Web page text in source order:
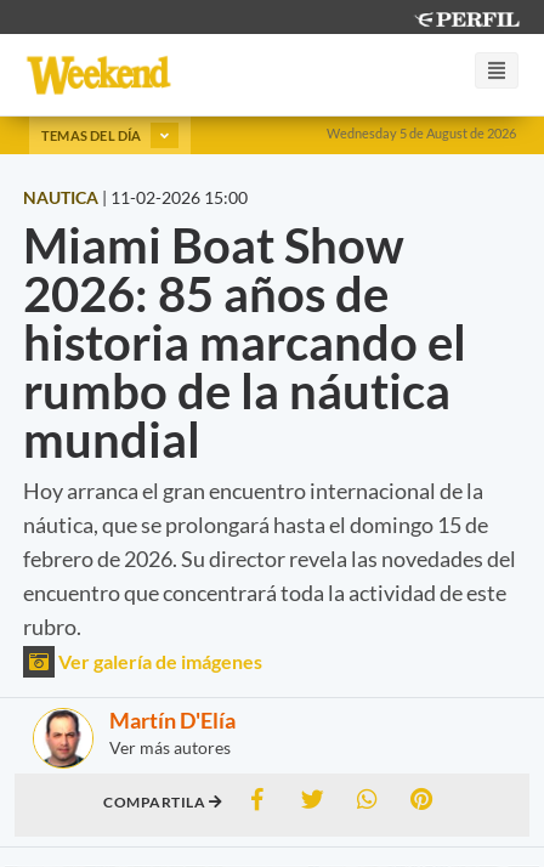
Wednesday 5 de August de 2026
TEMAS DEL DÍA
NAUTICA | 11-02-2026 15:00
Miami Boat Show
2026: 85 años de
historia marcando el
rumbo de la náutica
mundial
Hoy arranca el gran encuentro internacional de la
náutica, que se prolongará hasta el domingo 15 de
febrero de 2026. Su director revela las novedades del
encuentro que concentrará toda la actividad de este
rubro.
Ver galería de imágenes
Martín D'Elía
Ver más autores
COMPARTILA